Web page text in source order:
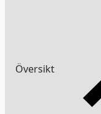
Översikt